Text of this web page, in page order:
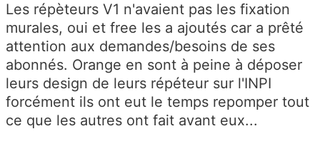
Les répèteurs V1 n'avaient pas les fixation
murales, oui et free les a ajoutés car a prêté
attention aux demandes/besoins de ses
abonnés. Orange en sont à peine à déposer
leurs design de leurs répéteur sur l'INPI
forcément ils ont eut le temps repomper tout
ce que les autres ont fait avant eux...